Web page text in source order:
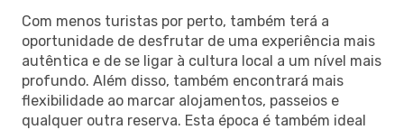
Com menos turistas por perto, também terá a
oportunidade de desfrutar de uma experiência mais
autêntica e de se ligar à cultura local a um nível mais
profundo. Além disso, também encontrará mais
flexibilidade ao marcar alojamentos, passeios e
qualquer outra reserva. Esta época é também ideal